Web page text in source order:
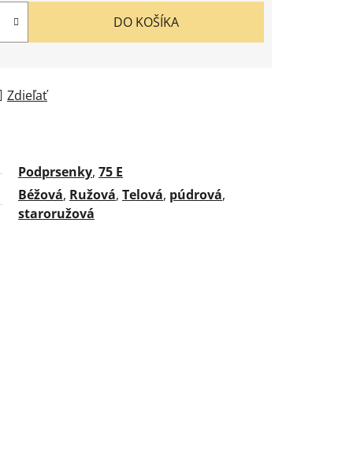
DO KOŠÍKA
Zdieľať
Podprsenky, 75 E
Béžová, Ružová, Telová, púdrová,
staroružová